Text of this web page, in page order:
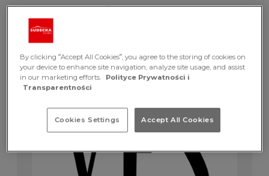
Promocja dotyczy
By clicking “Accept All Cookies”, you agree to the storing of cookies on
your device to enhance site navigation, analyze site usage, and assist
in our marketing efforts.
Polityce Prywatności i
Transparentności
Cookies Settings Accept All Cookies